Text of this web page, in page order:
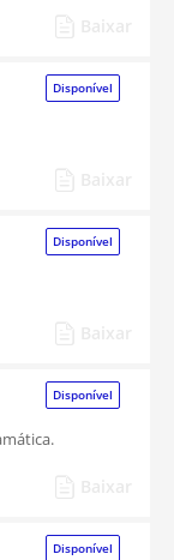
Disponível
Disponível
Disponível
Disponível